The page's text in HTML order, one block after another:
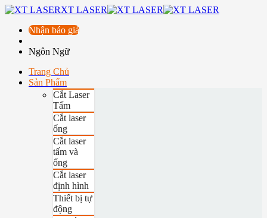
XT LASER
Nhận báo giá
Ngôn Ngữ
Trang Chủ
Sản Phẩm
Cắt Laser
Tấm
Cắt laser
ống
Cắt laser
tấm và
ống
Cắt laser
định hình
Thiết bị tự
động